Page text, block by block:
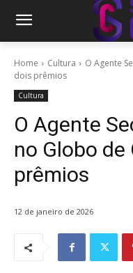
Home Cultura
O Agente
dois prêmios
Cultura
O Agente
no Globo
prêmios
12 de janeiro de 2026